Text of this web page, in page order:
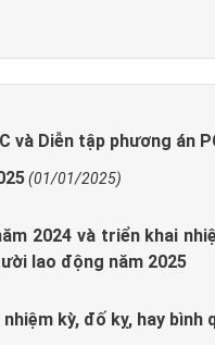
và Diễn tập phương án
(01/01/2025)
2024 và triển khai
lao động năm 2025
kỳ, đố kỵ, hay bình